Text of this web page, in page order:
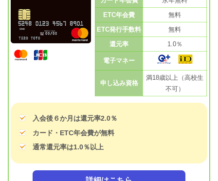
ETC年会費
無料
ETC発行手数料
無料
還元率
1.0％
電子マネー
申し込み資格
満18歳以上（高校生
不可）
入会後６か月は還元率2.0％
カード・ETC年会費が無料
通常還元率は1.0％以上